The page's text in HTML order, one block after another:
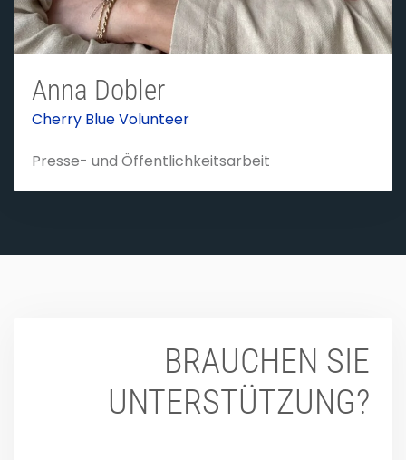
Anna Dobler
Cherry Blue Volunteer
Presse- und Öffentlichkeitsarbeit
BRAUCHEN SIE
UNTERSTÜTZUNG?